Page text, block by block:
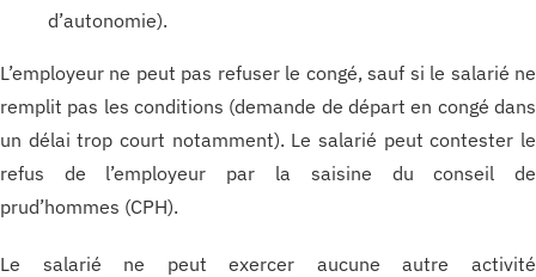
d’autonomie).
L’employeur ne peut pas refuser le congé, sauf si le salarié ne
remplit pas les conditions (demande de départ en congé dans
un délai trop court notamment). Le salarié peut contester le
refus de l’employeur par la saisine du conseil de
prud’hommes (CPH).
Le salarié ne peut exercer aucune autre activité